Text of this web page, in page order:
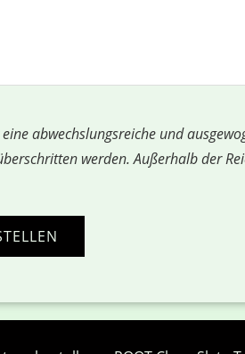
abwechslungsreiche und
werden. Außerhalb der